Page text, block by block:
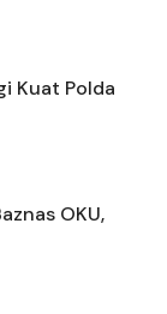
Kuat Polda
OKU,